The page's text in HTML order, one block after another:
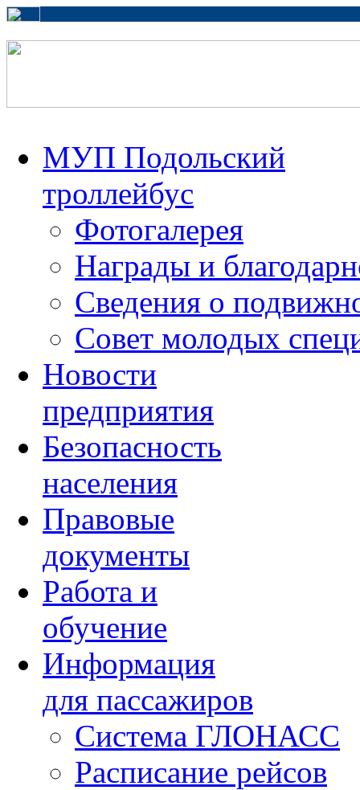
МУП Подольский
троллейбус
Фотогалерея
Награды и
Сведения о
Совет молодых
Новости
предприятия
Безопасность
населения
Правовые
документы
Работа и
обучение
Информация
для пассажиров
Система ГЛОНАСС
Расписание рейсов